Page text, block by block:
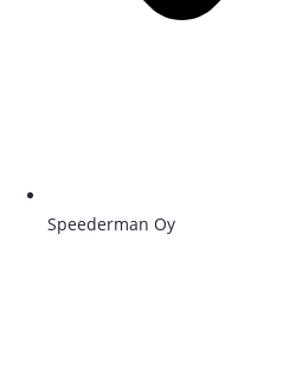
Speederman Oy